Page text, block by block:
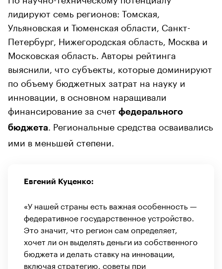
лидируют семь регионов: Томская,
Ульяновская и Тюменская области, Санкт-
Петербург, Нижегородская область, Москва и
Московская область. Авторы рейтинга
выяснили, что субъекты, которые доминируют
по объему бюджетных затрат на науку и
инновации, в основном наращивали
финансирование за счет федерального
бюджета
. Региональные средства осваивались
ими в меньшей степени.
Евгений Куценко:
«У нашей страны есть важная особенность —
федеративное государственное устройство.
Это значит, что регион сам определяет,
хочет ли он выделять деньги из собственного
бюджета и делать ставку на инновации,
включая стратегию, советы при